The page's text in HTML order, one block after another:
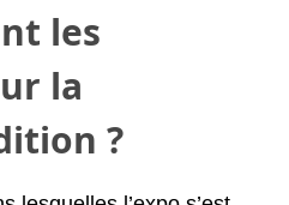
les
la
?